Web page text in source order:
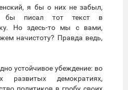
я бы о них не забыл,
бы писал тот текст в
Но здесь-то мы с вами,
начистоту? Правда ведь,
устойчивое убеждение: во
демократиях,